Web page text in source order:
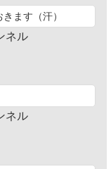
ます（汗）
ネル
ネル